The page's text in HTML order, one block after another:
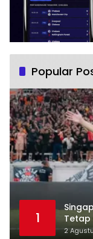
Popular
1
Tetap
2